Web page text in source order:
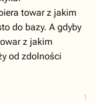
1
towar z jakim
do bazy. A gdyby
z jakim
od zdolności